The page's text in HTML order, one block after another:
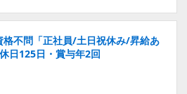
格不問「正社員/土日祝休み/昇給あ
日125日・賞与年2回